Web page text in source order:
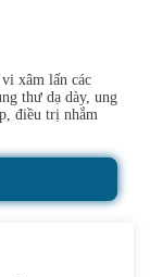
xâm lấn các
thư dạ dày, ung
điều trị nhắm